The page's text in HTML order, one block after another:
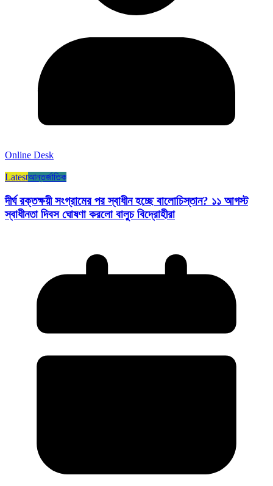
Online Desk
Latestআন্তর্জাতিক
দীর্ঘ রক্তক্ষয়ী সংগ্রামের পর স্বাধীন হচ্ছে বালোচিস্তান? ১১ আগস্ট
স্বাধীনতা দিবস ঘোষণা করলো বালুচ বিদ্রোহীরা